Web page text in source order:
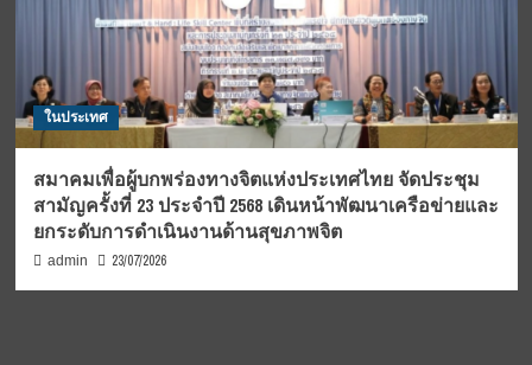
ในประเทศ
สมาคมเพื่อผู้บกพร่องทางจิตแห่งประเทศไทย จัดประชุม
สามัญครั้งที่ 23 ประจำปี 2568 เดินหน้าพัฒนาเครือข่ายและ
ยกระดับการดำเนินงานด้านสุขภาพจิต
admin 23/07/2026